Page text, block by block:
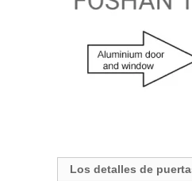
Los detalles de